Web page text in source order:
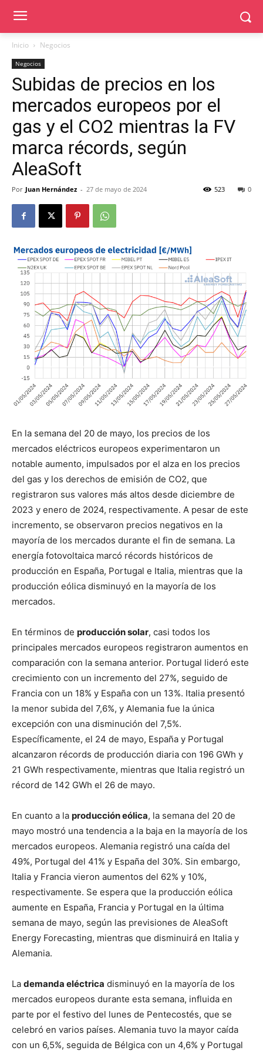
Inicio Negocios
Negocios
Subidas de precios en los
mercados europeos por el
gas y el CO2 mientras la FV
marca récords, según
AleaSoft
Por Juan Hernández - 27 de mayo de 2024 0
523
En la semana del 20 de mayo, los precios de los
mercados eléctricos europeos experimentaron un
notable aumento, impulsados por el alza en los precios
del gas y los derechos de emisión de CO2, que
registraron sus valores más altos desde diciembre de
2023 y enero de 2024, respectivamente. A pesar de este
incremento, se observaron precios negativos en la
mayoría de los mercados durante el fin de semana. La
energía fotovoltaica marcó récords históricos de
producción en España, Portugal e Italia, mientras que la
producción eólica disminuyó en la mayoría de los
mercados.
En términos de producción solar, casi todos los
principales mercados europeos registraron aumentos en
comparación con la semana anterior. Portugal lideró este
crecimiento con un incremento del 27%, seguido de
Francia con un 18% y España con un 13%. Italia presentó
la menor subida del 7,6%, y Alemania fue la única
excepción con una disminución del 7,5%.
Específicamente, el 24 de mayo, España y Portugal
alcanzaron récords de producción diaria con 196 GWh y
21 GWh respectivamente, mientras que Italia registró un
récord de 142 GWh el 26 de mayo.
En cuanto a la producción eólica, la semana del 20 de
mayo mostró una tendencia a la baja en la mayoría de los
mercados europeos. Alemania registró una caída del
49%, Portugal del 41% y España del 30%. Sin embargo,
Italia y Francia vieron aumentos del 62% y 10%,
respectivamente. Se espera que la producción eólica
aumente en España, Francia y Portugal en la última
semana de mayo, según las previsiones de AleaSoft
Energy Forecasting, mientras que disminuirá en Italia y
Alemania.
La demanda eléctrica disminuyó en la mayoría de los
mercados europeos durante esta semana, influida en
parte por el festivo del lunes de Pentecostés, que se
celebró en varios países. Alemania tuvo la mayor caída
con un 6,5%, seguida de Bélgica con un 4,6% y Portugal